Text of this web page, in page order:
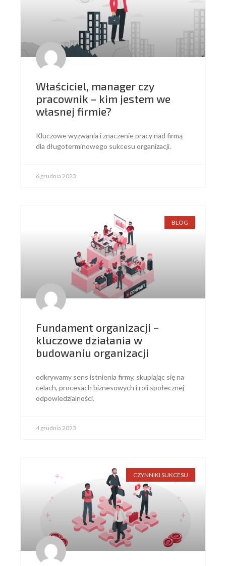
Właściciel, manager czy
pracownik – kim jestem we
własnej firmie?
Kluczowe wyzwania i znaczenie pracy nad firmą
dla długoterminowego sukcesu organizacji.
6 grudnia 2023
BLOG
Fundament organizacji –
kluczowe działania w
budowaniu organizacji
odkrywamy sens istnienia firmy, skupiając się na
celach, procesach biznesowych i roli społecznej
odpowiedzialności.
4 grudnia 2023
CZYNNIKI SUKCESU